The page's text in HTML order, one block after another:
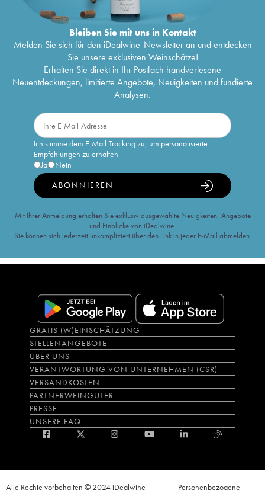
Bleiben Sie mit uns in Kontakt
Melden Sie sich für den iDealwine-Newsletter an und entdecken
Sie unsere exklusiven Weinschätze!
Erhalten Sie direkt in Ihr Postfach handverlesene
Neuentdeckungen, limitierte Angebote, Neuigkeiten und fundierte
Analysen.
Ich stimme dem E-Mail-Tracking zu, um personalisierte
Empfehlungen zu erhalten
Ja
Nein
ABONNIEREN
Mit Ihrer Anmeldung erhalten Sie exklusiv ausgewählte Neuigkeiten, Angebote
und Einblicke von iDealwine.
Sie können sich jederzeit unkompliziert über den Link in jeder E-Mail abmelden.
GRATIS (W)EINSCHÄTZUNG
STELLENANGEBOTE
ÜBER UNS
VERANTWORTUNG VON UNTERNEHMEN (CSR)
VERSANDKOSTEN
PARTNERWEINGÜTER
PRESSE
UNSERE FAQ
Alle Rechte vorbehalten © 2024 iDealwine Personenbezogene